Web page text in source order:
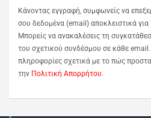
Κάνοντας εγγραφή, συμφωνείς να
σου δεδομένα (email) αποκλειστικά
Μπορείς να ανακαλέσεις τη
του σχετικού συνδέσμου σε κάθε email.
πληροφορίες σχετικά με το πώς
την Πολιτική Απορρήτου.